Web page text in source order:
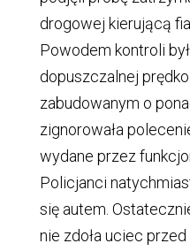
drogowej kierującą
Powodem kontroli
dopuszczalnej
zabudowanym o
zignorowała
wydane przez
Policjanci
się autem.
nie zdoła uciec